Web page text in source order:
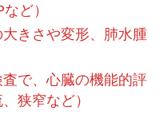
ど）
きさや変形、肺水腫
で、心臓の機能的評
狭窄など）